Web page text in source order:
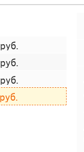
руб.
руб.
руб.
руб.